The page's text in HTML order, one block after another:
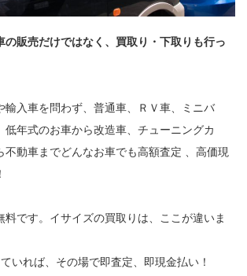
の販売だけではなく、買取り・下取りも行っ
輸入車を問わず、普通車、ＲＶ車、ミニバ
低年式のお車から改造車、チューニングカ
不動車までどんなお車でも高額査定 、高価現
料です。イサイズの買取りは、ここが違いま
いれば、その場で即査定、即現金払い！